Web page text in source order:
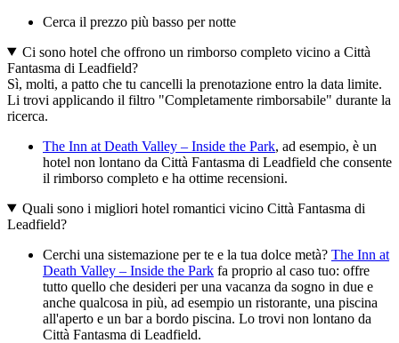
Cerca il prezzo più basso per notte
Ci sono hotel che offrono un rimborso completo vicino a Città
Fantasma di Leadfield?
Sì, molti, a patto che tu cancelli la prenotazione entro la data limite.
Li trovi applicando il filtro "Completamente rimborsabile" durante la
ricerca.
The Inn at Death Valley – Inside the Park, ad esempio, è un
hotel non lontano da Città Fantasma di Leadfield che consente
il rimborso completo e ha ottime recensioni.
Quali sono i migliori hotel romantici vicino Città Fantasma di
Leadfield?
Cerchi una sistemazione per te e la tua dolce metà? The Inn at
Death Valley – Inside the Park fa proprio al caso tuo: offre
tutto quello che desideri per una vacanza da sogno in due e
anche qualcosa in più, ad esempio un ristorante, una piscina
all'aperto e un bar a bordo piscina. Lo trovi non lontano da
Città Fantasma di Leadfield.